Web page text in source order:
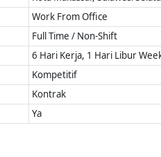
Work From Office
Full Time / Non-Shift
6 Hari Kerja, 1 Hari Libur
Kompetitif
Kontrak
Ya